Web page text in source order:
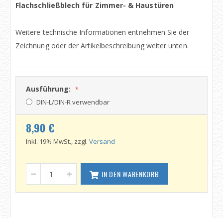
Flachschließblech für Zimmer- & Haustüren
Weitere technische Informationen entnehmen Sie der
Zeichnung oder der Artikelbeschreibung weiter unten.
Ausführung:
DIN-L/DIN-R verwendbar
8,90 €
Inkl. 19% MwSt., zzgl. Versand
IN DEN WARENKORB